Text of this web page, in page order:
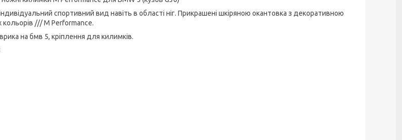
спортивний вид навіть в області ніг. Прикрашені шкіряною окантовка з декоративною
кольорів /// М Performance.
на бмв 5, кріплення для килимків.